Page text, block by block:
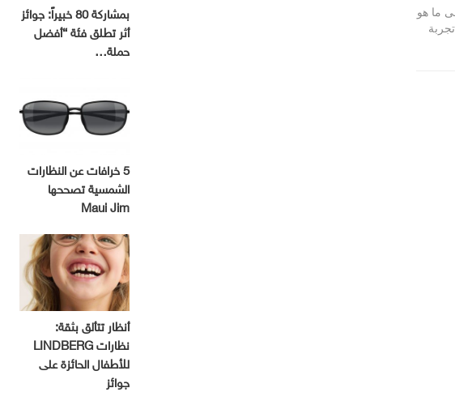
ما هو
بمشاركة 80 خبيراً: جوائز
أثر تطلق فئة “أفضل
حملة…
5 خرافات عن النظارات
الشمسية تصححها
Maui Jim
أنظار تتألق بثقة:
نظارات LINDBERG
للأطفال الحائزة على
جوائز